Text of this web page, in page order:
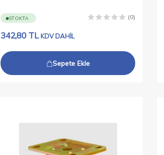
STOKTA (0)
342,80 TL KDV DAHİL
Sepete Ekle